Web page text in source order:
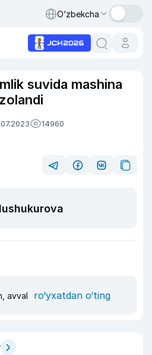
O‘zbekcha
suvida mashina
14960
avval ro‘yxatdan o‘ting